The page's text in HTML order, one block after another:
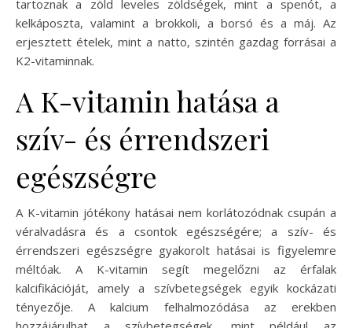
tartoznak a zöld leveles zöldségek, mint a spenót, a
kelkáposzta, valamint a brokkoli, a borsó és a máj. Az
erjesztett ételek, mint a natto, szintén gazdag forrásai a
K2-vitaminnak.
A K-vitamin hatása a
szív- és érrendszeri
egészségre
A K-vitamin jótékony hatásai nem korlátozódnak csupán a
véralvadásra és a csontok egészségére; a szív- és
érrendszeri egészségre gyakorolt hatásai is figyelemre
méltóak. A K-vitamin segít megelőzni az érfalak
kalcifikációját, amely a szívbetegségek egyik kockázati
tényezője. A kalcium felhalmozódása az erekben